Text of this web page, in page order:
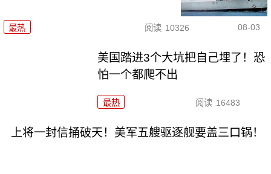
最热 阅读 10326 08-03
美国踏进3个大坑把自己埋了！恐
怕一个都爬不出
最热 阅读 16483
上将一封信捅破天！美军五艘驱逐舰要盖三口锅！